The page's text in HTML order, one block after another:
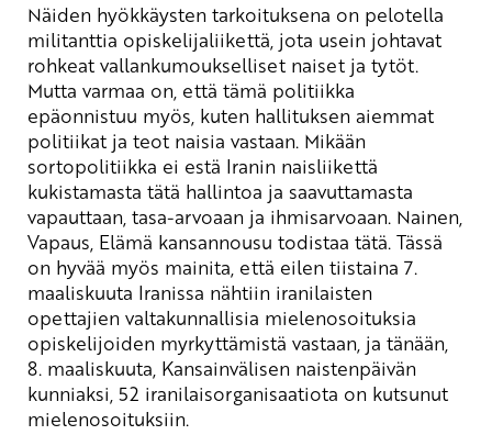
Näiden hyökkäysten tarkoituksena on pelotella
militanttia opiskelijaliikettä, jota usein johtavat
rohkeat vallankumoukselliset naiset ja tytöt.
Mutta varmaa on, että tämä politiikka
epäonnistuu myös, kuten hallituksen aiemmat
politiikat ja teot naisia vastaan. Mikään
sortopolitiikka ei estä Iranin naisliikettä
kukistamasta tätä hallintoa ja saavuttamasta
vapauttaan, tasa-arvoaan ja ihmisarvoaan. Nainen,
Vapaus, Elämä kansannousu todistaa tätä. Tässä
on hyvää myös mainita, että eilen tiistaina 7.
maaliskuuta Iranissa nähtiin iranilaisten
opettajien valtakunnallisia mielenosoituksia
opiskelijoiden myrkyttämistä vastaan, ja tänään,
8. maaliskuuta, Kansainvälisen naistenpäivän
kunniaksi, 52 iranilaisorganisaatiota on kutsunut
mielenosoituksiin.